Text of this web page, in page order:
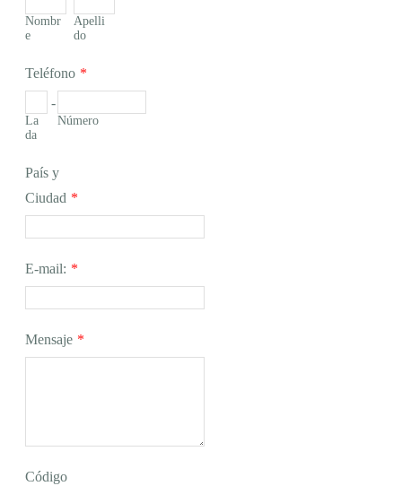
Nombr
e
Apelli
do
Teléfono *
La
da
-
Número
País y
Ciudad *
E-mail: *
Mensaje *
Código